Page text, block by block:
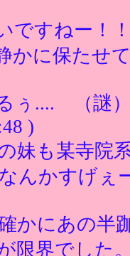
ですねー！
かに保たせ
ぅ.... （謎
)
妹も某寺院
んかすげぇ
かにあの半
限界でした